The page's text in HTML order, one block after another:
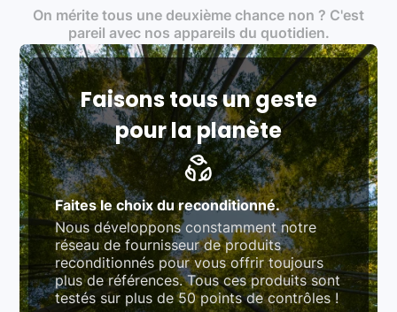
traitement des déchets électroniques (DEEE)
Produits testés et vérifiés selon des standards
rigoureux (80 à 100 points de contrôle en
fonction des produits)
Respect des normes RAEE, RoHS, et du
référentiel QualiRepar (bonus réparation)
On mérite tous une deuxième chance non ? C'est
pareil avec nos appareils du quotidien.
Faisons tous un geste
pour la planète
Faites le choix du reconditionné.
Nous développons constamment notre
réseau de fournisseur de produits
reconditionnés pour vous offrir toujours
plus de références. Tous ces produits sont
testés sur plus de 50 points de contrôles !